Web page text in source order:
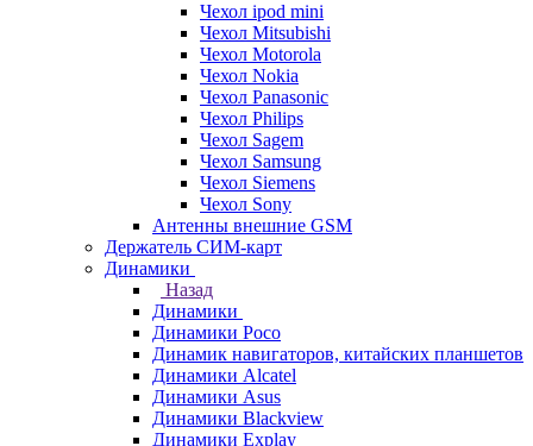
Чехол ipod mini
Чехол Mitsubishi
Чехол Motorola
Чехол Nokia
Чехол Panasonic
Чехол Philips
Чехол Sagem
Чехол Samsung
Чехол Siemens
Чехол Sony
Антенны внешние GSM
Держатель СИМ-карт
Динамики
Назад
Динамики
Динамики Poco
Динамик навигаторов, китайских планшетов
Динамики Alcatel
Динамики Asus
Динамики Blackview
Динамики Explay